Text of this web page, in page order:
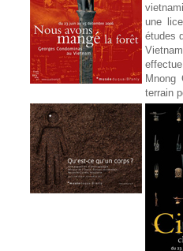
une
études
terrain